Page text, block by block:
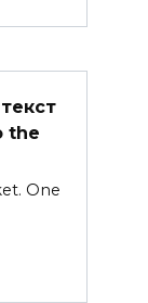
the
One